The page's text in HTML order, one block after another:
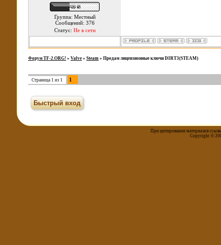
Группа: Местный
Сообщений: 376
Статус: Не в сети
Форум TF-2.ORG! » Valve » Steam » Продам лицензионные ключи DIRT3(STEAM)
Страница 1 из 1 1
При цитировании материалов
Copyright ©